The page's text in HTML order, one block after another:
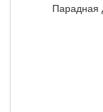
Парадная